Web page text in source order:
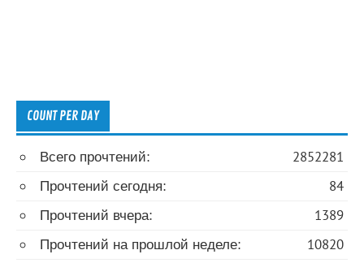
COUNT PER DAY
2852281
Всего прочтений:
84
Прочтений сегодня:
1389
Прочтений вчера:
10820
Прочтений на прошлой неделе: